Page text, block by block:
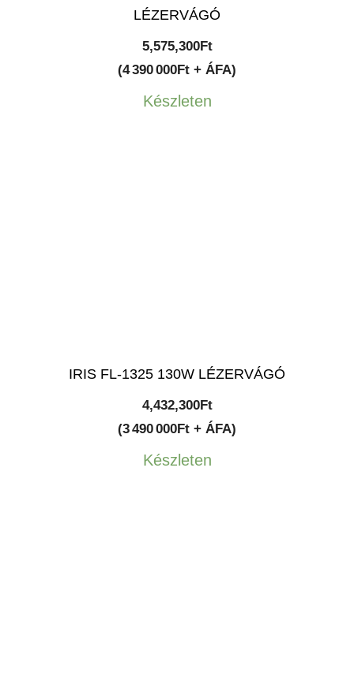
LÉZERVÁGÓ
5,575,300Ft
(4 390 000Ft + ÁFA)
Készleten
IRIS FL-1325 130W LÉZERVÁGÓ
4,432,300Ft
(3 490 000Ft + ÁFA)
Készleten